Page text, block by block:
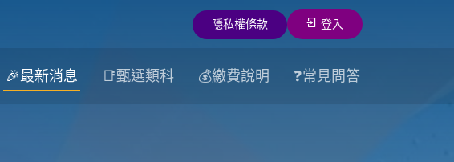
隱私權條款 登入
🎉最新消息 📑甄選類科 💰繳費說明 ❓常見問答